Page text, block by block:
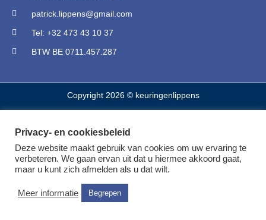
patrick.lippens@gmail.com
Tel: +32 473 43 10 37
BTW BE 0711.457.287
Copyright 2026 © keuringenlippens
Privacy- en cookiesbeleid
Deze website maakt gebruik van cookies om uw ervaring te
verbeteren. We gaan ervan uit dat u hiermee akkoord gaat,
maar u kunt zich afmelden als u dat wilt.
Meer informatie Begrepen